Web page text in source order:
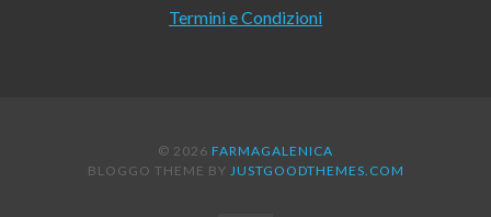
Termini e Condizioni
© 2026 FARMAGALENICA
BLOGGO THEME BY JUSTGOODTHEMES.COM